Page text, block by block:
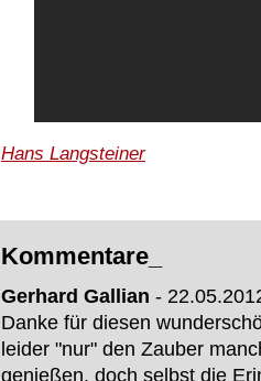
Hans Langsteiner
Kommentare_
Gerhard Gallian -
Danke für diesen
leider "nur" den Zauber
genießen, doch selbst die